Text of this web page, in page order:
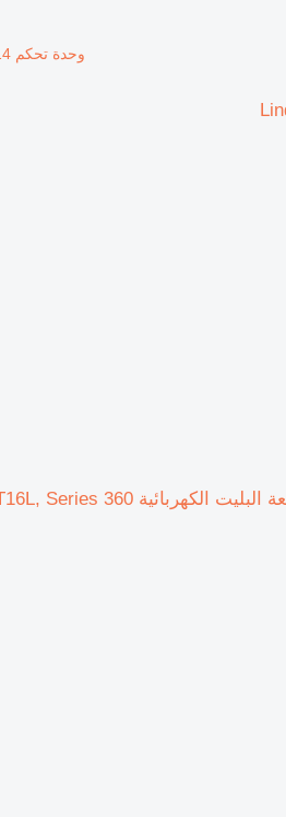
وحدة تحكم 350114 لـ رافعة البليت الكهربائية Linde T16/18/20